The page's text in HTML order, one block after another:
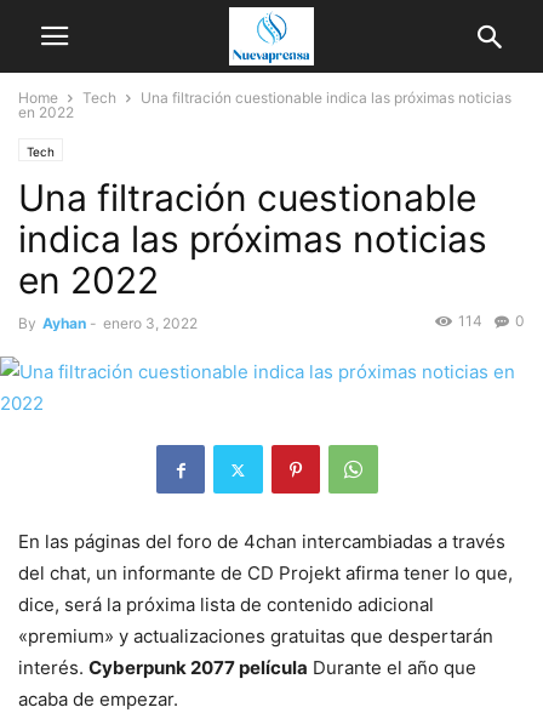
Home Tech
Una filtración cuestionable indica las próximas noticias
en 2022
Tech
Una filtración cuestionable
indica las próximas noticias
en 2022
By Ayhan - enero 3, 2022 0
114
En las páginas del foro de 4chan intercambiadas a través
del chat, un informante de CD Projekt afirma tener lo que,
dice, será la próxima lista de contenido adicional
«premium» y actualizaciones gratuitas que despertarán
interés. Cyberpunk 2077 película Durante el año que
acaba de empezar.